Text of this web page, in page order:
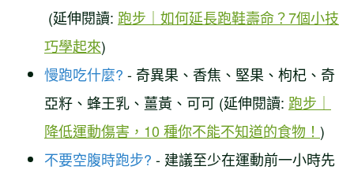
(延伸閱讀: 跑步｜如何延長跑鞋壽命？7個小技
巧學起來)
慢跑吃什麼? - 奇異果、香焦、堅果、枸杞、奇
亞籽、蜂王乳、薑黃、可可 (延伸閱讀: 跑步｜
降低運動傷害，10 種你不能不知道的食物！ )
不要空腹時跑步? - 建議至少在運動前一小時先